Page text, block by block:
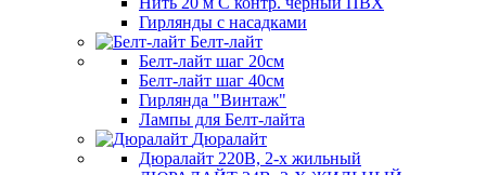
Гирлянды с насадками
Белт-лайт
Белт-лайт шаг 20см
Белт-лайт шаг 40см
Гирлянда "Винтаж"
Лампы для Белт-лайта
Дюралайт
Дюралайт 220В, 2-х жильный